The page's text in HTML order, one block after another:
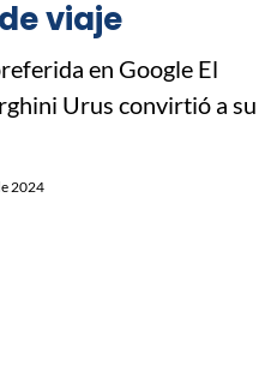
viaje
en Google El
Urus convirtió a su
2024